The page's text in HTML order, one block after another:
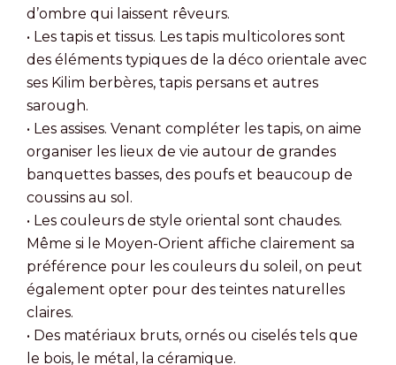
d’ombre qui laissent rêveurs.
• Les tapis et tissus. Les tapis multicolores sont
des éléments typiques de la déco orientale avec
ses Kilim berbères, tapis persans et autres
sarough.
• Les assises. Venant compléter les tapis, on aime
organiser les lieux de vie autour de grandes
banquettes basses, des poufs et beaucoup de
coussins au sol.
• Les couleurs de style oriental sont chaudes.
Même si le Moyen-Orient affiche clairement sa
préférence pour les couleurs du soleil, on peut
également opter pour des teintes naturelles
claires.
• Des matériaux bruts, ornés ou ciselés tels que
le bois, le métal, la céramique.